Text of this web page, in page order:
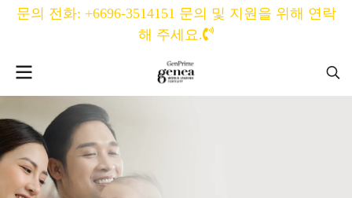
문의 전화: +6696-3514151 문의 및 지원을 위해 연락
해 주세요.